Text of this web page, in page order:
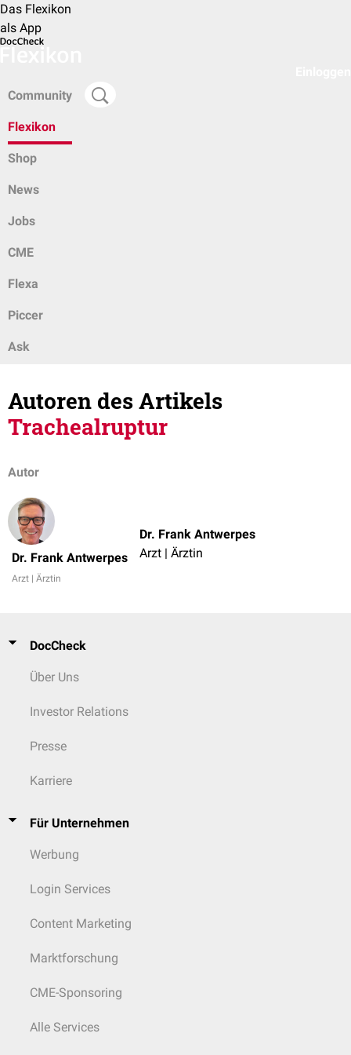
Das Flexikon
als App
Community
Flexikon
Shop
News
Jobs
CME
Flexa
Piccer
Ask
Autoren des Artikels
Trachealruptur
Autor
Dr. Frank Antwerpes
Arzt | Ärztin
Dr. Frank Antwerpes
Arzt | Ärztin
DocCheck
Über Uns
Investor Relations
Presse
Karriere
Für Unternehmen
Werbung
Login Services
Content Marketing
Marktforschung
CME-Sponsoring
Alle Services